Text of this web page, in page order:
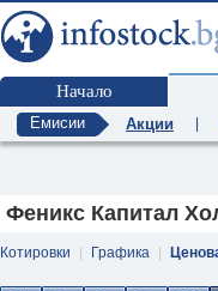
Начало
Емисии Акции
Феникс Капитал
Котировки Графика